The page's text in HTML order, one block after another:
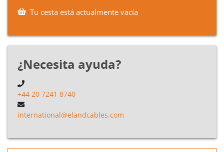
Tu cesta está actualmente vacía
¿Necesita ayuda?
+44 20 7241 8740
international@elandcables.com